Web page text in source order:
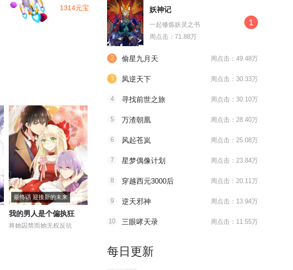
1314元宝
圈
最终话 迎接新的未来
我的男人是个偏执狂
将她囚禁而她无权反抗
最终话 大结局·尾声2
学仙术，来神庠
地狱告白诗漫动画上线
到底谁是真正的守护人
妖神记
一起修炼妖灵之书
周点击：71.88万
1
2 偷星九月天 周点击：49.48万
3 凤逆天下 周点击：30.33万
4 寻找前世之旅 周点击：30.10万
5 万渣朝凰 周点击：28.40万
6 风起苍岚 周点击：25.08万
7 星梦偶像计划 周点击：23.84万
8 穿越西元3000后 周点击：20.11万
9 逆天邪神 周点击：13.94万
10 三眼哮天录 周点击：11.55万
每日更新